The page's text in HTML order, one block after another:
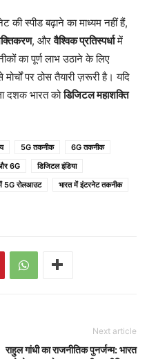
स्पीड बढ़ाने का माध्यम नहीं हैं,
, औरवैश्विक प्रतिस्पर्धामें
का पूर्ण लाभ उठाने के लिए
पर ठोस तैयारी ज़रूरी है। यदि
दशक भारत कोडिजिटल महाशक्ति
5G तकनीक
6G तकनीक
6G
डिजिटल इंडिया
5G रोलआउट
भारत में इंटरनेट तकनीक
Next article
राहुल गांधी का राजनीतिक पुनर्जन्म: भारत